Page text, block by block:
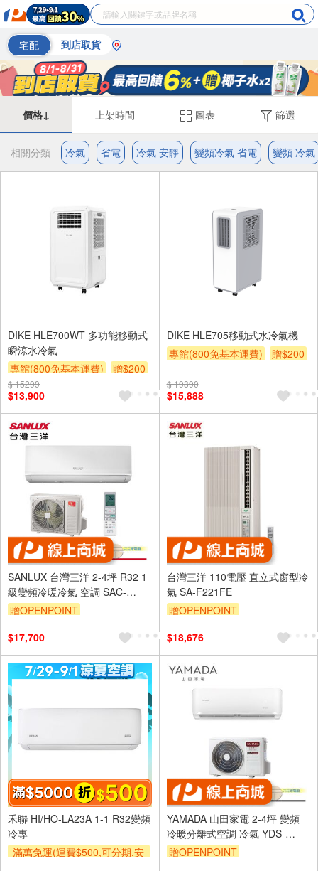
宅配 到店取貨
價格↓ 上架時間 圖表 篩選
相關分類 冷氣 省電 冷氣 安靜 變頻冷氣 省電 變頻 冷氣
DIKE HLE700WT 多功能移動式
瞬涼水冷氣
專館(800免基本運費)
贈$200
$ 15299
$13,900
DIKE HLE705移動式水冷氣機
專館(800免基本運費)
贈$200
$ 19390
$15,888
SANLUX 台灣三洋 2-4坪 R32 1
級變頻冷暖冷氣 空調 SAC-
V22HR3/SAE-V22HR3
贈OPENPOINT
$17,700
台灣三洋 110電壓 直立式窗型冷
氣 SA-F221FE
贈OPENPOINT
$18,676
禾聯 HI/HO-LA23A 1-1 R32變頻
冷專
滿萬免運(運費$500,可分期,安
YAMADA 山田家電 2-4坪 變頻
冷暖分離式空調 冷氣 YDS-
FN23H/YDC-FN23H
贈OPENPOINT